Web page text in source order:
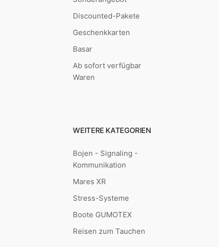
Discounted-Pakete
Geschenkkarten
Basar
Ab sofort verfügbar
Waren
WEITERE KATEGORIEN
Bojen - Signaling -
Kommunikation
Mares XR
Stress-Systeme
Boote GUMOTEX
Reisen zum Tauchen